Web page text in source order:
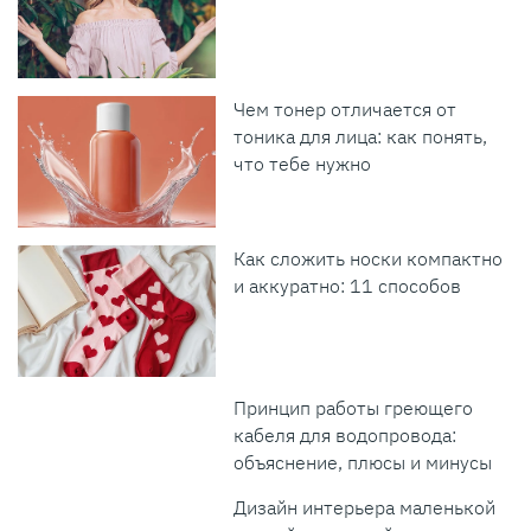
Чем тонер отличается от
тоника для лица: как понять,
что тебе нужно
Как сложить носки компактно
и аккуратно: 11 способов
Принцип работы греющего
кабеля для водопровода:
объяснение, плюсы и минусы
Дизайн интерьера маленькой